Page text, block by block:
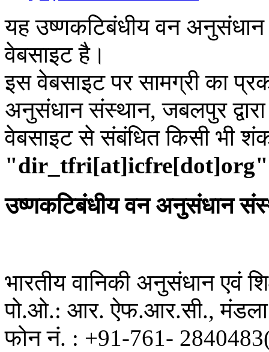
यह उष्णकटिबंधीय वन
वेबसाइट है।
इस वेबसाइट पर सामग्री का
अनुसंधान संस्थान, जबलपुर
वेबसाइट से संबंधित किसी भी
"dir_tfri[at]icfre[dot]org"
उष्णकटिबंधीय वन अनुसंधान
भारतीय वानिकी अनुसंधान एवं
पो.ओ.: आर. ऐफ.आर.सी., मंडला
फोन नं. : +91-761-